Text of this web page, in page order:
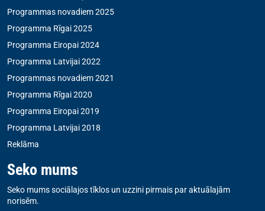
Programmas novadiem 2025
Programma Rīgai 2025
Programma Eiropai 2024
Programma Latvijai 2022
Programmas novadiem 2021
Programma Rīgai 2020
Programma Eiropai 2019
Programma Latvijai 2018
Reklāma
Seko mums
Seko mums sociālajos tīklos un uzzini pirmais par aktuālajām
norisēm.